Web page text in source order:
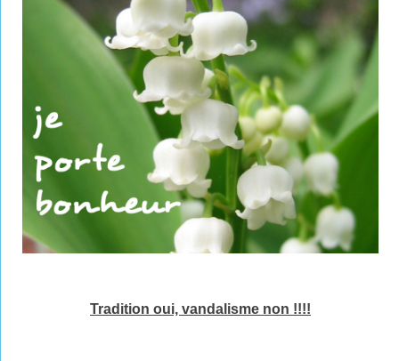
Tradition oui, vandalisme non !!!!